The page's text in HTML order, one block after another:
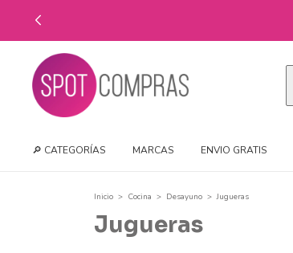
🔎 CATEGORÍAS MARCAS ENVIO GRATIS
Inicio > Cocina > Desayuno > Jugueras
Jugueras